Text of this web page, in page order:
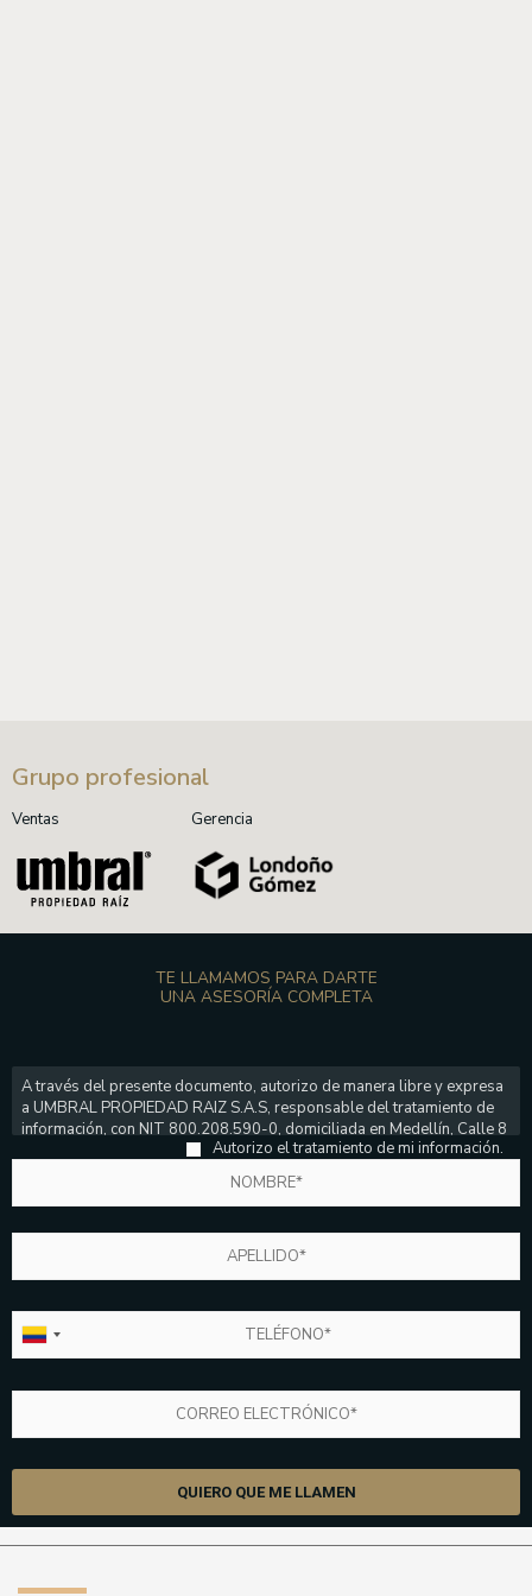
Grupo profesional
Ventas Gerencia
TE LLAMAMOS PARA DARTE
UNA ASESORÍA COMPLETA
Por favor, deja este campo vacío.
A través del presente documento, autorizo de manera libre y expresa
a UMBRAL PROPIEDAD RAIZ S.A.S, responsable del tratamiento de
información, con NIT 800.208.590-0, domiciliada en Medellín, Calle 8
No. 43 A 115, teléfono 3122711; en adelante UMBRAL, para que trate
mis datos personales de conformidad con lo dispuesto en el presente
documento. Declaro que he sido informado expresa y previamente:
1.Que con la autorización otorgada a UMBRAL le permite consultar,
verificar, reportar, procesar, solicitar y divulgar a la Central de
Información – CIFIN- que administra la Asociación Bancaria y de
privada, en Colombia o en el exterior, que maneje o administre bases
de datos con los mismos fines, toda la información referente a mi
comportamiento crediticio, esto es, toda aquella información
cumplimiento de las obligaciones por mí adquiridas.
2.Adicionalmente la autorización le permite a UMBRAL recolectar,
almacenar, consultar, circular, transmitir, transferir, verificar, usar y
suprimir la información suministrada, para alcanzar las finalidades
2.1 Establecimiento de canales de comunicación con los titulares de
Autorizo el tratamiento de mi información.